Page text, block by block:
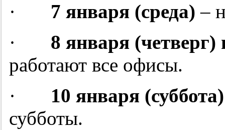
· 7 января (среда) –
· 8 января
работают все офисы.
· 10 января (суббота)
субботы.